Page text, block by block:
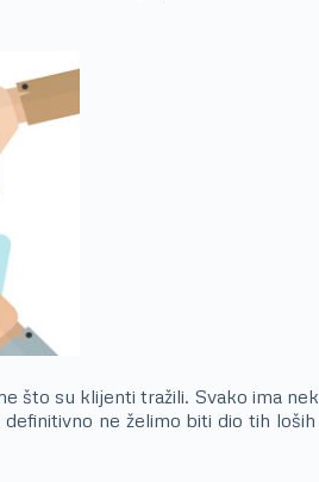
što su klijenti tražili. Svako ima
ne želimo biti dio tih